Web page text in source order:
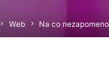
HomeWeb Na co